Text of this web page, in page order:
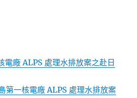
電廠 ALPS 處理水排放案之赴日
第一核電廠 ALPS 處理水排放案